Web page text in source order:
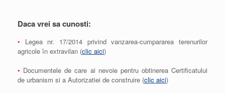
Daca vrei sa cunosti:
• Legea nr. 17/2014 privind vanzarea-cumpararea terenurilor
agricole în extravilan (clic aici)
• Documentele de care ai nevoie pentru obtinerea Certificatului
de urbanism si a Autorizatiei de construire (clic aici)